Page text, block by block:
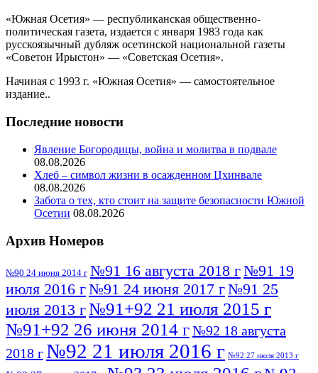
«Южная Осетия» — республиканская общественно-
политическая газета, издается с января 1983 года как
русскоязычный дубляж осетинской национальной газеты
«Советон Ирыстон» — «Советская Осетия».
Начиная с 1993 г. «Южная Осетия» — самостоятельное
издание..
Последние новости
Явление Богородицы, война и молитва в подвале
08.08.2026
Хлеб – символ жизни в осажденном Цхинвале
08.08.2026
Забота о тех, кто стоит на защите безопасности Южной
Осетии 08.08.2026
Архив Номеров
№90 24 июня 2014 г №91 16 августа 2018 г№91 19
июля 2016 г№91 24 июня 2017 г№91 25
июля 2013 г№91+92 21 июля 2015 г
№91+92 26 июня 2014 г№92 18 августа
2018 г№92 21 июля 2016 г №92 27 июля 2013 г